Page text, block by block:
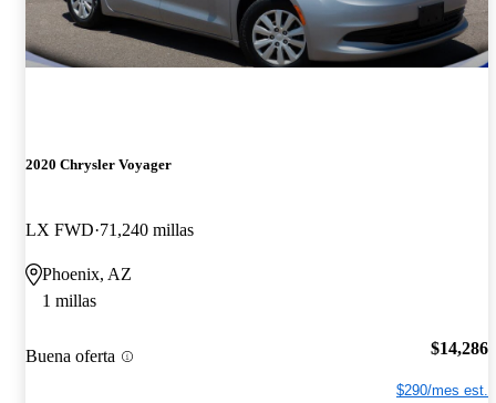
2020 Chrysler Voyager
LX FWD 71,240 millas
Phoenix, AZ
1 millas
Buena oferta $14,286
$290/mes est.